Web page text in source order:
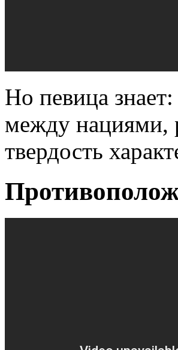
Но певица
между нациями,
твердость